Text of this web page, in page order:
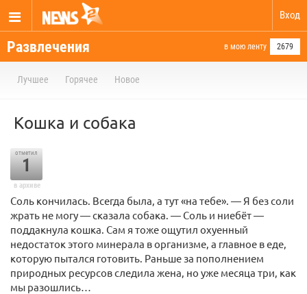
Вход
Развлечения в мою ленту 2679
Лучшее Горячее Новое
Кошка и собака
отметил
1
в архиве
Соль кончилась. Всегда была, а тут «на тебе». — Я без соли
жрать не могу — сказала собака. — Соль и ниебёт —
поддакнула кошка. Сам я тоже ощутил охуенный
недостаток этого минерала в организме, а главное в еде,
которую пытался готовить. Раньше за пополнением
природных ресурсов следила жена, но уже месяца три, как
мы разошлись…